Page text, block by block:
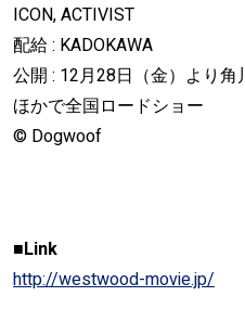
ICON, ACTIVIST
配給 : KADOKAWA
公開 : 12月28日（金）より
ほかで全国ロードショー
© Dogwoof
■Link
http://westwood-movie.jp/